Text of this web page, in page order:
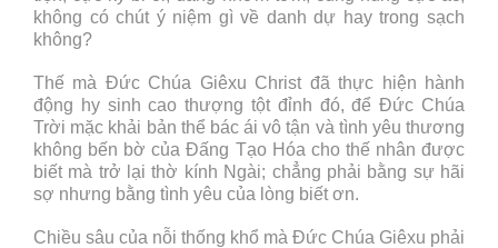
không có chút ý niệm gì về danh dự hay trong sạch
không?
Thế mà Đức Chúa Giêxu Christ đã thực hiện hành
động hy sinh cao thượng tột đỉnh đó, để Đức Chúa
Trời mặc khải bản thể bác ái vô tận và tình yêu thương
không bến bờ của Đấng Tạo Hóa cho thế nhân được
biết mà trở lại thờ kính Ngài; chẳng phải bằng sự hãi
sợ nhưng bằng tình yêu của lòng biết ơn.
Chiều sâu của nỗi thống khổ mà Đức Chúa Giêxu phải